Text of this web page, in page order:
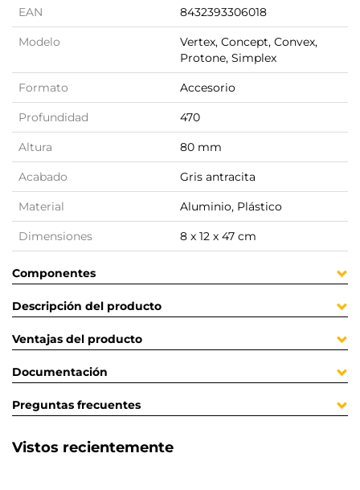
EAN 8432393306018
Modelo
Vertex, Concept, Convex,
Protone, Simplex
Formato Accesorio
Profundidad 470
Altura 80 mm
Acabado Gris antracita
Material Aluminio, Plástico
Dimensiones 8 x 12 x 47 cm
Componentes
Descripción del producto
Ventajas del producto
Documentación
Preguntas frecuentes
Vistos recientemente